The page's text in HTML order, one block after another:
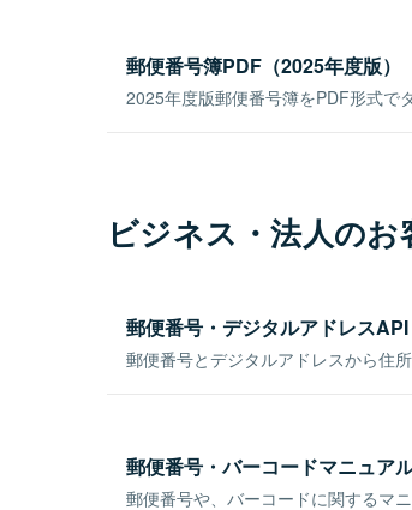
郵便番号簿PDF（2025年度版）
2025年度版郵便番号簿をPDF形式で
ビジネス・法人の
郵便番号・デジタルアドレスAPI
郵便番号とデジタルアドレスから住
郵便番号・バーコードマニュア
郵便番号や、バーコードに関するマ